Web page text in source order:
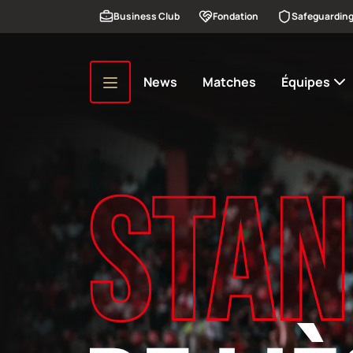
Aller au contenu principalBusiness Club Fondation Safeguarding
News Matches Équipes